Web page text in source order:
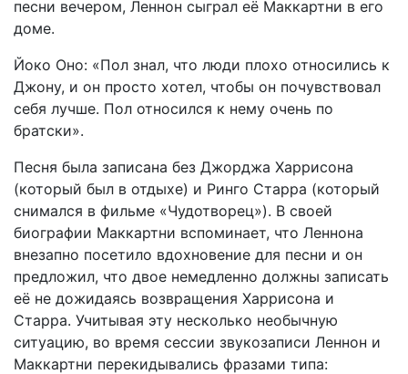
песни вечером, Леннон сыграл её Маккартни в его
доме.
Йоко Оно: «Пол знал, что люди плохо относились к
Джону, и он просто хотел, чтобы он почувствовал
себя лучше. Пол относился к нему очень по
братски».
Песня была записана без Джорджа Харрисона
(который был в отдыхе) и Ринго Старра (который
снимался в фильме «Чудотворец»). В своей
биографии Маккартни вспоминает, что Леннона
внезапно посетило вдохновение для песни и он
предложил, что двое немедленно должны записать
её не дожидаясь возвращения Харрисона и
Старра. Учитывая эту несколько необычную
ситуацию, во время сессии звукозаписи Леннон и
Маккартни перекидывались фразами типа: